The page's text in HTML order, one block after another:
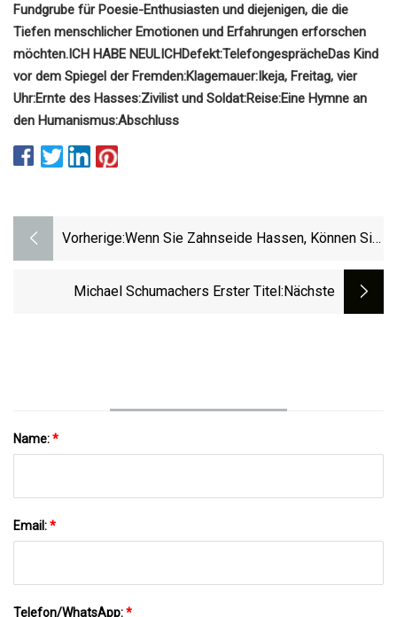
Fundgrube für Poesie-Enthusiasten und diejenigen, die die
Tiefen menschlicher Emotionen und Erfahrungen erforschen
möchten.ICH HABE NEULICHDefekt:TelefongesprächeDas Kind
vor dem Spiegel der Fremden:Klagemauer:Ikeja, Freitag, vier
Uhr:Ernte des Hasses:Zivilist und Soldat:Reise:Eine Hymne an
den Humanismus:Abschluss
Vorherige:Wenn Sie Zahnseide Hassen, Können Sie
Michael Schumachers Erster Titel :nächste
Name:*
Email:*
Telefon/WhatsApp:*